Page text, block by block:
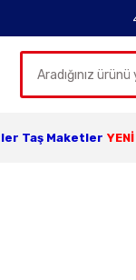
Taş Maketler